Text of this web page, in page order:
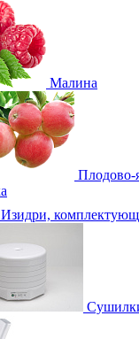
Малина
Плодово-